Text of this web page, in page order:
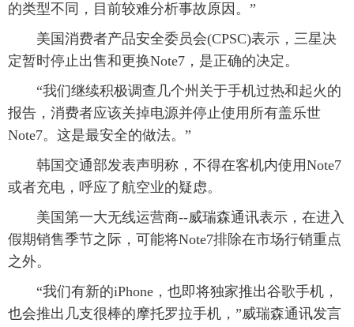
的类型不同，目前较难分析事故原因。”
美国消费者产品安全委员会(CPSC)表示，三星决
定暂时停止出售和更换Note7，是正确的决定。
“我们继续积极调查几个州关于手机过热和起火的
报告，消费者应该关掉电源并停止使用所有盖乐世
Note7。这是最安全的做法。”
韩国交通部发表声明称，不得在客机内使用Note7
或者充电，呼应了航空业的疑虑。
美国第一大无线运营商--威瑞森通讯表示，在进入
假期销售季节之际，可能将Note7排除在市场行销重点
之外。
“我们有新的iPhone，也即将独家推出谷歌手机，
也会推出几支很棒的摩托罗拉手机，”威瑞森通讯发言